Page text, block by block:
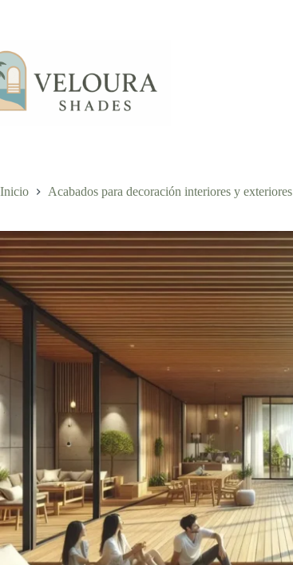
Inicio Acabados para decoración interiores y exteriores